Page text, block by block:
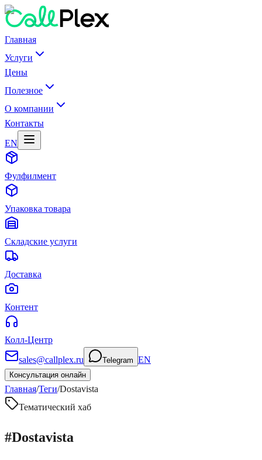
Главная
Услуги
Цены
Полезное
О компании
Контакты
EN
Фулфилмент
Упаковка товара
Складские услуги
Доставка
Контент
Колл-Центр
sales@callplex.ru
Telegram EN
Консультация онлайн
Главная/Теги/Dostavista
Тематический хаб
#Dostavista